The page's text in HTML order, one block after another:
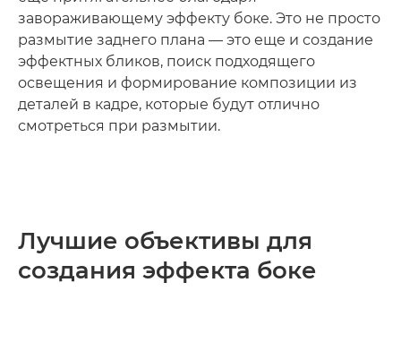
завораживающему эффекту боке. Это не просто
размытие заднего плана — это еще и создание
эффектных бликов, поиск подходящего
освещения и формирование композиции из
деталей в кадре, которые будут отлично
смотреться при размытии.
Лучшие объективы для
создания эффекта боке